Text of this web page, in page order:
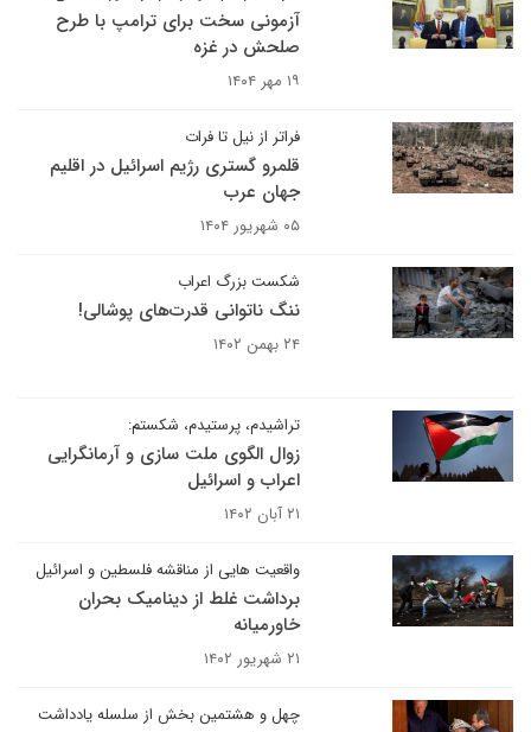
آزمونی سخت برای ترامپ با طرح
صلحش در غزه
۱۹ مهر ۱۴۰۴
فراتر از نیل تا فرات
قلمرو گستری رژیم اسرائیل در اقلیم
جهان عرب
۰۵ شهریور ۱۴۰۴
شکست بزرگ اعراب
ننگ ناتوانی قدرت‌های پوشالی!
۲۴ بهمن ۱۴۰۲
تراشیدم، پرستیدم، شکستم:
زوال الگوی ملت سازی و آرمانگرایی
اعراب و اسرائیل
۲۱ آبان ۱۴۰۲
واقعیت هایی از مناقشه فلسطین و اسرائیل
برداشت غلط از دینامیک بحران
خاورمیانه
۲۱ شهریور ۱۴۰۲
چهل و هشتمین بخش از سلسله یادداشت